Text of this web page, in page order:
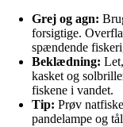
Grej og agn:
forsigtige.
spændende
Beklædning:
kasket og
fiskene i vandet.
Tip: Prøv
pandelampe og